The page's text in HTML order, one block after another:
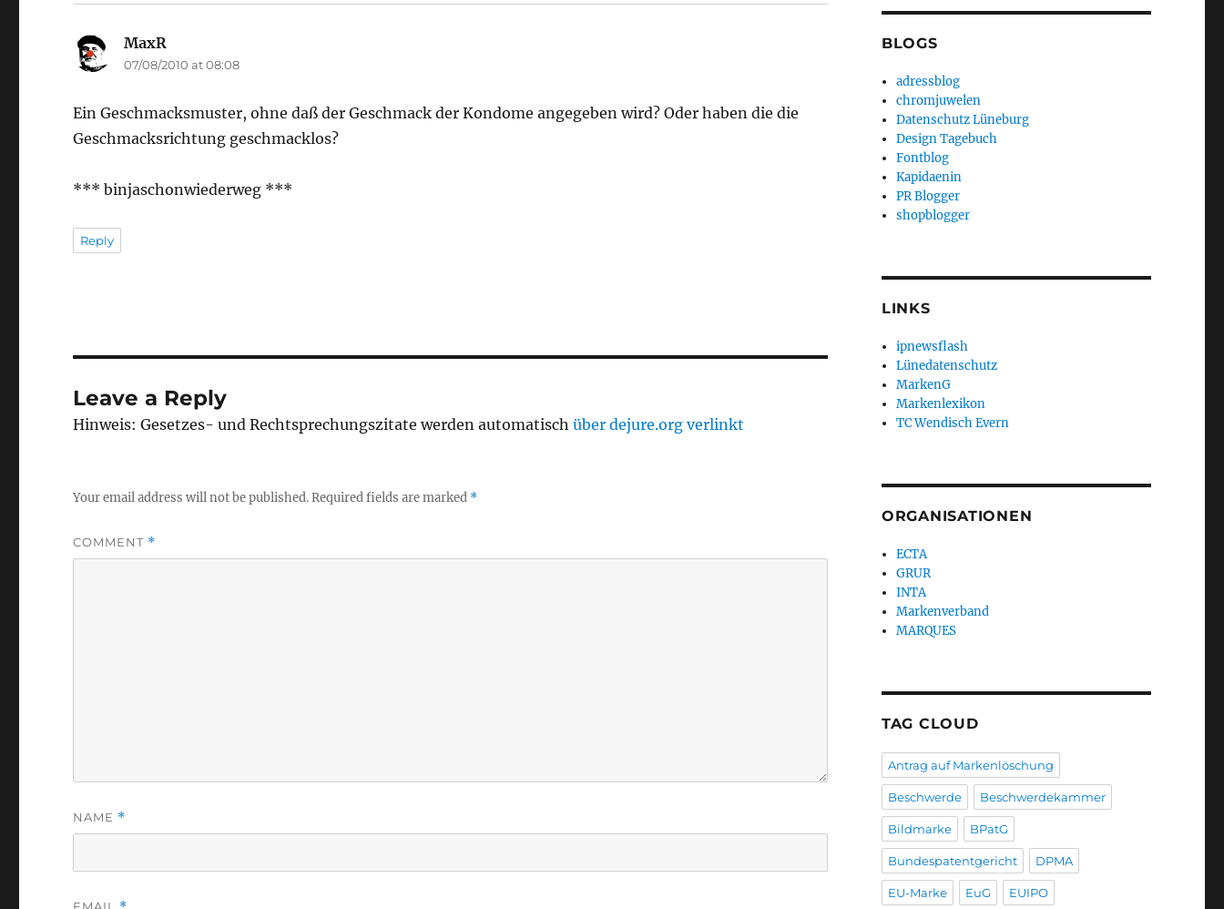
MaxR
07/08/2010 at 08:08
Ein Geschmacksmuster, ohne daß der Geschmack der Kondome angegeben wird? Oder haben die die
Geschmacksrichtung geschmacklos?
*** binjaschonwiederweg ***
Reply
Leave a Reply
Hinweis: Gesetzes- und Rechtsprechungszitate werden automatischüber dejure.org verlinkt
Your email address will not be published.Required fields are marked *
COMMENT *
NAME *
BLOGS
adressblog
chromjuwelen
Datenschutz Lüneburg
Design Tagebuch
Fontblog
Kapidaenin
PR Blogger
shopblogger
LINKS
ipnewsflash
Lünedatenschutz
MarkenG
Markenlexikon
TC Wendisch Evern
ORGANISATIONEN
ECTA
GRUR
INTA
Markenverband
MARQUES
TAG CLOUD
Antrag auf Markenlöschung
Beschwerde Beschwerdekammer
Bildmarke BPatG
Bundespatentgericht DPMA
EU-Marke EuG EUIPO